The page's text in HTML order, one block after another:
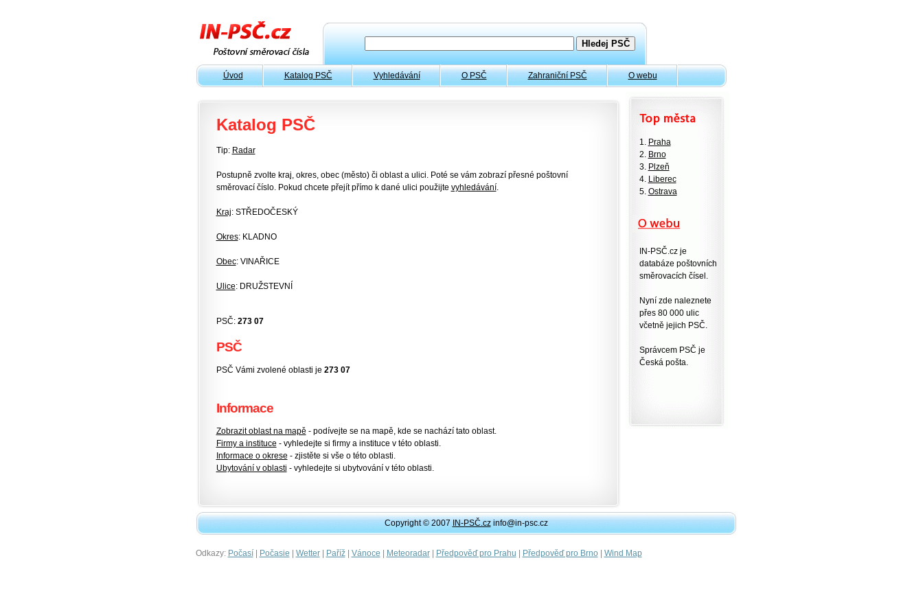
Úvod Katalog PSČ Vyhledávání O PSČ Zahraniční PSČ O webu
Katalog PSČ
Tip: Radar
Postupně zvolte kraj, okres, obec (město) či oblast a ulici. Poté se vám zobrazí přesné poštovní
směrovací číslo. Pokud chcete přejít přímo k dané ulici použijte vyhledávání.
Kraj: STŘEDOČESKÝ
Okres: KLADNO
Obec: VINAŘICE
Ulice: DRUŽSTEVNÍ
PSČ: 273 07
PSČ
PSČ Vámi zvolené oblasti je 273 07
Informace
Zobrazit oblast na mapě - podívejte se na mapě, kde se nachází tato oblast.
Firmy a instituce - vyhledejte si firmy a instituce v této oblasti.
Informace o okrese - zjistěte si vše o této oblasti.
Ubytování v oblasti - vyhledejte si ubytvování v této oblasti.
1. Praha
2. Brno
3. Plzeň
4. Liberec
5. Ostrava
IN-PSČ.cz je
databáze poštovních
směrovacích čísel.
Nyní zde naleznete
přes 80 000 ulic
včetně jejich PSČ.
Správcem PSČ je
Česká pošta.
Copyright © 2007IN-PSČ.czinfo@in-psc.cz
Odkazy: Počasí| Počasie | Wetter| Paříž| Vánoce | Meteoradar| Předpověď pro Prahu | Předpověď pro Brno| Wind Map